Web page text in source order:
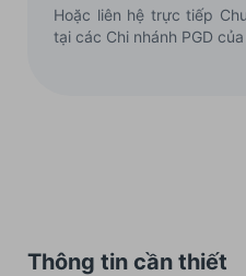
Hoặc liên hệ trực tiếp
tại các Chi nhánh PGD của
Thông tin cần thiết